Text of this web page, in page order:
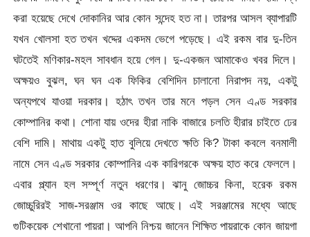
করা হয়েছে দেখে দোকানির আর কোন সন্দেহ হত না। তারপর আসল ব্যাপারটি
যখন খোলসা হত তখন খদ্দের একদম ভেগে পড়েছে। এই রকম বার দু-তিন
ঘটতেই মণিকার-মহল সাবধান হয়ে গেল। দু-একজন আমাকেও খবর দিলে।
অক্ষয়ও বুঝল, ঘন ঘন এক ফিকির বেশিদিন চালানো নিরাপদ নয়, একটু
অন্যপথে যাওয়া দরকার। হঠাৎ তখন তার মনে পড়ল সেন এণ্ড সরকার
কোম্পানির কথা। শোনা যায় ওদের হীরা নাকি বাজারে চলতি হীরার চাইতে ঢের
বেশি দামি। মাথায় একটু হাত বুলিয়ে দেখতে ক্ষতি কি? টাকা কবলে বনমালী
নামে সেন এণ্ড সরকার কোম্পানির এক কারিগরকে অক্ষয় হাত করে ফেললে।
এবার প্ল্যান হল সম্পূর্ণ নতুন ধরণের। ঝানু জোচ্চর কিনা, হরেক রকম
জোচ্চুরিরই সাজ-সরঞ্জাম ওর কাছে আছে। এই সরঞ্জামের মধ্যে আছে
গুটিকয়েক শেখানো পায়রা। আপনি নিশ্চয় জানেন শিক্ষিত পায়রাকে কোন জায়গা